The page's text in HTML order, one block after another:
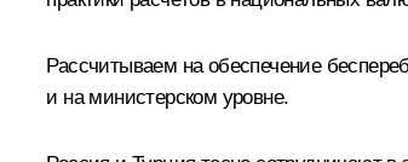
Рассчитываем на обеспечение
и на министерском уровне.